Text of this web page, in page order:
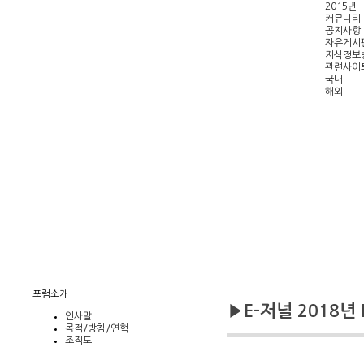
2015년
커뮤니티
공지사항
자유게시
지식정보
관련사이
국내
해외
포럼소개
인사말
목적/방침/연혁
조직도
▶E-저널 2018년